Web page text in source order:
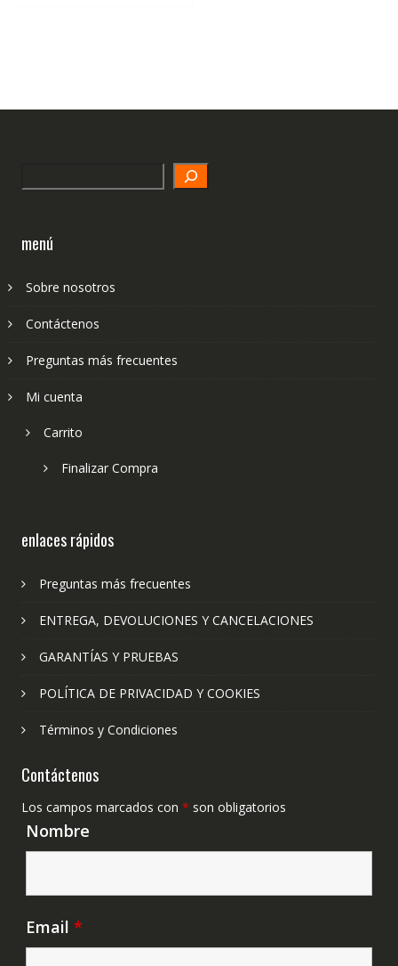
menú
Sobre nosotros
Contáctenos
Preguntas más frecuentes
Mi cuenta
Carrito
Finalizar Compra
enlaces rápidos
Preguntas más frecuentes
ENTREGA, DEVOLUCIONES Y CANCELACIONES
GARANTÍAS Y PRUEBAS
POLÍTICA DE PRIVACIDAD Y COOKIES
Términos y Condiciones
Contáctenos
Los campos marcados con * son obligatorios
Nombre
Email *